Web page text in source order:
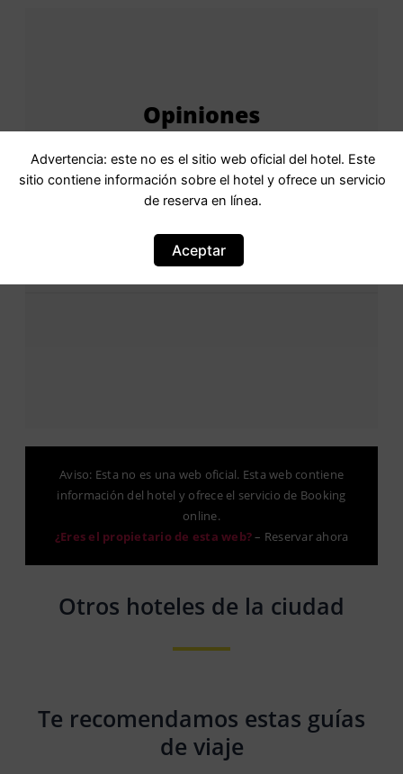
Opiniones
9,3Puntuación: 9.3
34 comentarios
Aviso: Esta no es una web oficial. Esta web contiene
información del hotel y ofrece el servicio de Booking
online.
¿Eres el propietario de esta web?– Reservar ahora
Otros hoteles de la ciudad
Te recomendamos estas guías
de viaje
Advertencia: este no es el sitio web oficial del hotel. Este
sitio contiene información sobre el hotel y ofrece un servicio
de reserva en línea.
Aceptar